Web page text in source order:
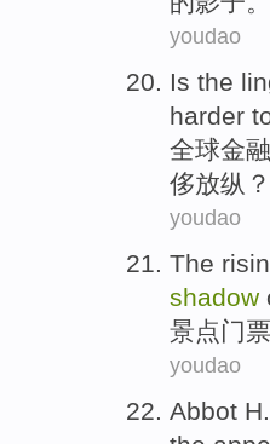
youdao
Is the
harder
全球金融
侈放纵 ？
youdao
The
shadow
景点门票
youdao
Abbot